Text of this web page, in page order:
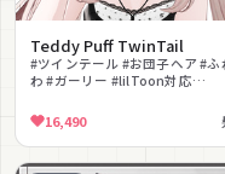
Teddy Puff TwinTail
#ツインテール #お団子ヘア #ふ
わ #ガーリー #lilToon対応
16,490